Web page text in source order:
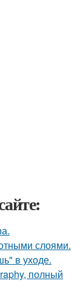
слоями.
в уходе.
полный